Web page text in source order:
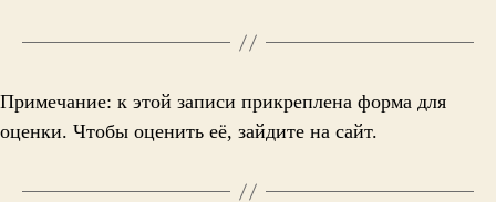
Примечание: к этой записи прикреплена форма для
оценки. Чтобы оценить её, зайдите на сайт.